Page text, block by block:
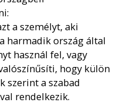
a személyt, aki
harmadik ország által
használ fel, vagy
hogy külön
szerint a szabad
rendelkezik.